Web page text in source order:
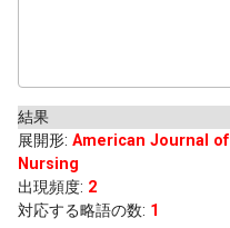
結果
展開形: American Journal of
Nursing
出現頻度: 2
対応する略語の数: 1